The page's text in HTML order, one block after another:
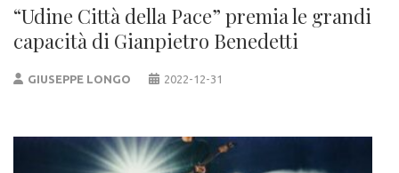
“Udine Città della Pace” premia le grandi
capacità di Gianpietro Benedetti
GIUSEPPE LONGO 2022-12-31